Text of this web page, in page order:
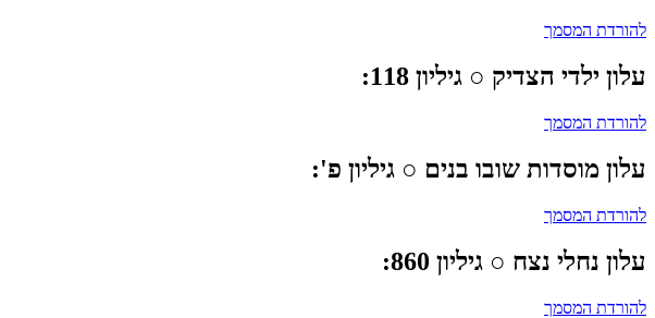
להורדת המסמך
עלון ילדי הצדיק ○ גיליון 118:
להורדת המסמך
עלון מוסדות שובו בנים ○ גיליון פ':
להורדת המסמך
עלון נחלי נצח ○ גיליון 860:
להורדת המסמך